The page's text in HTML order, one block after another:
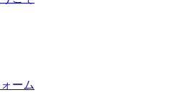
ーム